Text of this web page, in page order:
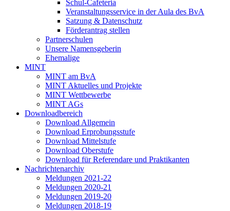
Schul-Cafeteria
Veranstaltungsservice in der Aula des BvA
Satzung & Datenschutz
Förderantrag stellen
Partnerschulen
Unsere Namensgeberin
Ehemalige
MINT
MINT am BvA
MINT Aktuelles und Projekte
MINT Wettbewerbe
MINT AGs
Downloadbereich
Download Allgemein
Download Erprobungsstufe
Download Mittelstufe
Download Oberstufe
Download für Referendare und Praktikanten
Nachrichtenarchiv
Meldungen 2021-22
Meldungen 2020-21
Meldungen 2019-20
Meldungen 2018-19